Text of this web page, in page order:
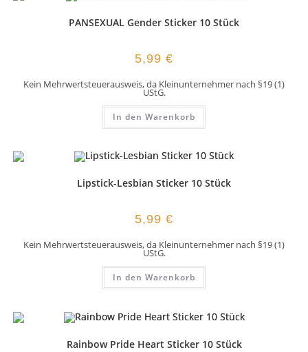
PANSEXUAL Gender Sticker 10 Stück
5,99 €
Kein Mehrwertsteuerausweis, da Kleinunternehmer nach §19 (1)
UStG.
In den Warenkorb
Lipstick-Lesbian Sticker 10 Stück
5,99 €
Kein Mehrwertsteuerausweis, da Kleinunternehmer nach §19 (1)
UStG.
In den Warenkorb
Rainbow Pride Heart Sticker 10 Stück